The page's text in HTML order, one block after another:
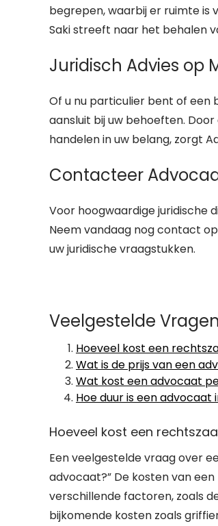
begrepen, waarbij er ruimte is
Saki streeft naar het behalen
Juridisch Advies op
Of u nu particulier bent of een
aansluit bij uw behoeften.
handelen in uw belang, zorgt
Contacteer
Voor hoogwaardige juridische
Neem vandaag nog contact
uw juridische vraagstukken.
Veelgestelde
Hoeveel kost een
Wat is de prijs van een
Wat kost een advocaat
Hoe duur is een advocaat
Hoeveel kost een
Een veelgestelde vraag over
advocaat?” De kosten van
verschillende factoren, zoals
bijkomende kosten zoals